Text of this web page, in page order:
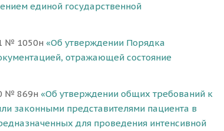
единой государственной
№ 1050н «Об утверждении Порядка
отражающей состояние
№ 869н «Об утверждении общих требований к
законными представителями пациента в
для проведения интенсивной